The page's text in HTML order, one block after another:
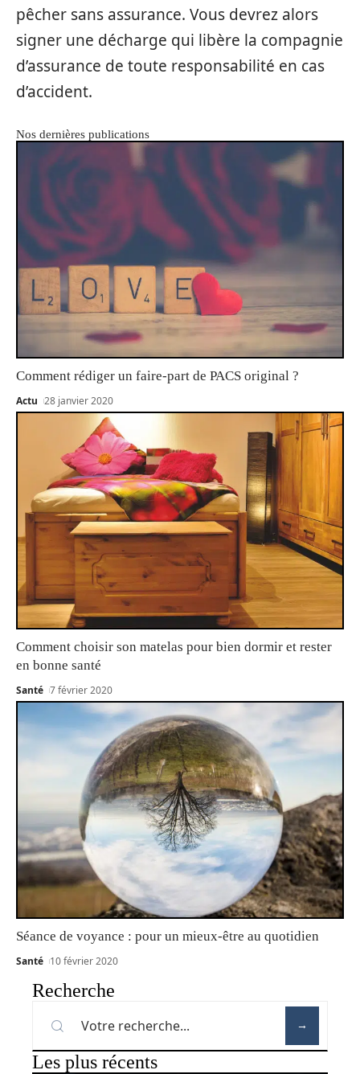
pêcher sans assurance. Vous devrez alors
signer une décharge qui libère la compagnie
d’assurance de toute responsabilité en cas
d’accident.
Nos dernières publications
Comment rédiger un faire-part de PACS original ?
Actu 28 janvier 2020
Comment choisir son matelas pour bien dormir et rester
en bonne santé
Santé 7 février 2020
Séance de voyance : pour un mieux-être au quotidien
Santé 10 février 2020
Recherche
Les plus récents